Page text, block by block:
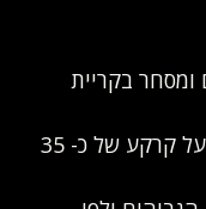
בקריית
בהיקף כולל של כ-105,000 מ"ר מעל קרקע של כ- 35